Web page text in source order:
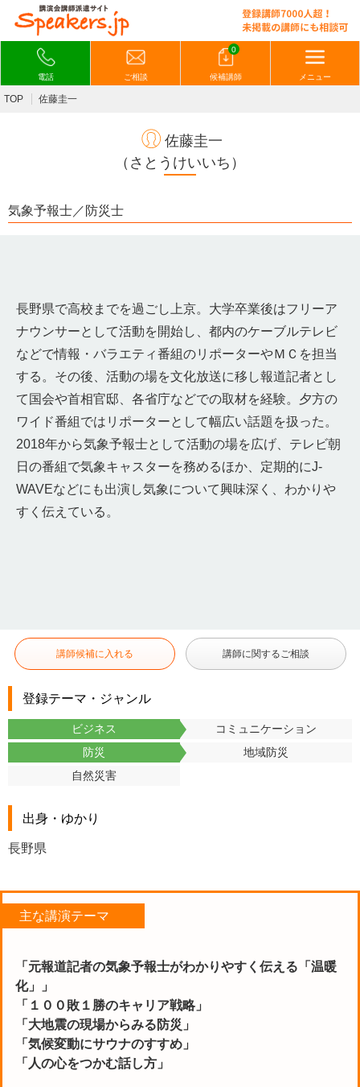
電話 ご相談
0
候補講師 メニュー
TOP 佐藤圭一
佐藤圭一
（さとうけいいち）
気象予報士／防災士
長野県で高校までを過ごし上京。大学卒業後はフリーア
ナウンサーとして活動を開始し、都内のケーブルテレビ
などで情報・バラエティ番組のリポーターやＭＣを担当
する。その後、活動の場を文化放送に移し報道記者とし
て国会や首相官邸、各省庁などでの取材を経験。夕方の
ワイド番組ではリポーターとして幅広い話題を扱った。
2018年から気象予報士として活動の場を広げ、テレビ朝
日の番組で気象キャスターを務めるほか、定期的にJ-
WAVEなどにも出演し気象について興味深く、わかりや
すく伝えている。
講師候補に入れる 講師に関するご相談
登録テーマ・ジャンル
ビジネス
コミュニケーション
防災
地域防災
自然災害
出身・ゆかり
長野県
主な講演テーマ
「元報道記者の気象予報士がわかりやすく伝える「温暖
化」」
「１００敗１勝のキャリア戦略」
「大地震の現場からみる防災」
「気候変動にサウナのすすめ」
「人の心をつかむ話し方」